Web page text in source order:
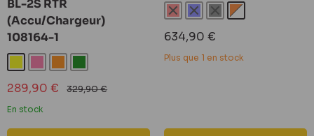
BL-2S RTR
(Accu/Chargeur)
108164-1
Prix
réduit
289,90 € Prix
normal
329,90 €
En stock
RougeBleu Noir Fox
Prix
réduit
634,90 €
Plus que 1 en stock